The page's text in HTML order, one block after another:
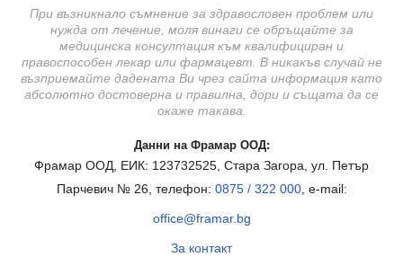
При възникнало съмнение за здравословен проблем или
нужда от лечение, моля винаги се обръщайте за
медицинска консултация към квалифициран и
правоспособен лекар или фармацевт. В никакъв случай не
възприемайте дадената Ви чрез сайта информация като
абсолютно достоверна и правилна, дори и същата да се
окаже такава.
Данни на Фрамар ООД:
Фрамар ООД, ЕИК: 123732525, Стара Загора, ул. Петър
Парчевич № 26, телефон: 0875 / 322 000, e-mail:
office@framar.bg
За контакт